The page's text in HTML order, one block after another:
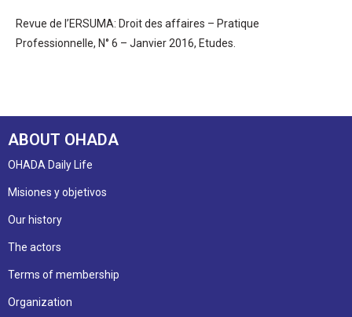
Revue de l’ERSUMA: Droit des affaires – Pratique
Professionnelle, N° 6 – Janvier 2016, Etudes.
ABOUT OHADA
OHADA Daily Life
Misiones y objetivos
Our history
The actors
Terms of membership
Organization